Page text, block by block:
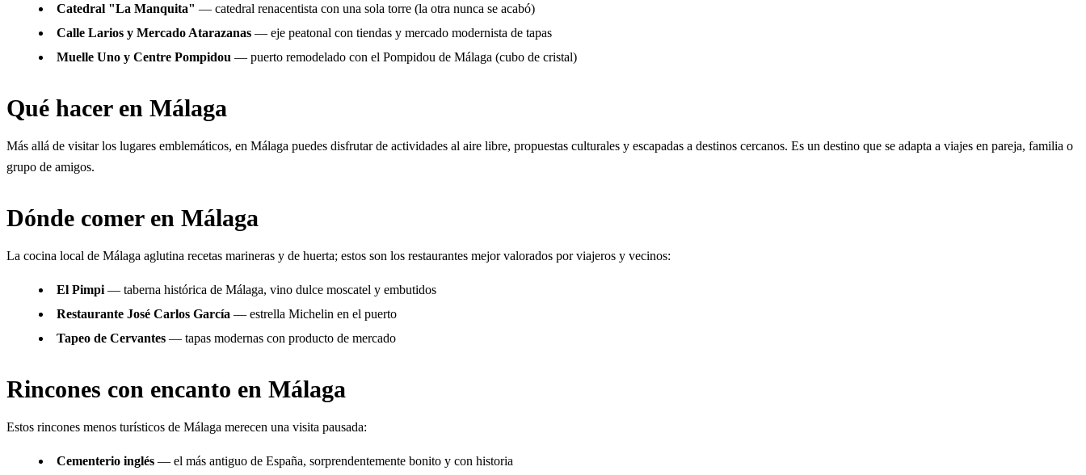
Catedral "La Manquita" — catedral renacentista con una sola torre (la otra nunca se acabó)
Calle Larios y Mercado Atarazanas — eje peatonal con tiendas y mercado modernista de tapas
Muelle Uno y Centre Pompidou — puerto remodelado con el Pompidou de Málaga (cubo de cristal)
Qué hacer en Málaga
Más allá de visitar los lugares emblemáticos, en Málaga puedes disfrutar de actividades al aire libre, propuestas culturales y escapadas a destinos cercanos. Es un destino que se adapta a viajes en pareja, familia o
grupo de amigos.
Dónde comer en Málaga
La cocina local de Málaga aglutina recetas marineras y de huerta; estos son los restaurantes mejor valorados por viajeros y vecinos:
El Pimpi — taberna histórica de Málaga, vino dulce moscatel y embutidos
Restaurante José Carlos García — estrella Michelin en el puerto
Tapeo de Cervantes — tapas modernas con producto de mercado
Rincones con encanto en Málaga
Estos rincones menos turísticos de Málaga merecen una visita pausada:
Cementerio inglés — el más antiguo de España, sorprendentemente bonito y con historia